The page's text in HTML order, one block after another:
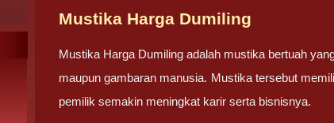
Mustika Harga Dumiling
Mustika Harga Dumiling adalah mustika bertuah
maupun gambaran manusia. Mustika tersebut
pemilik semakin meningkat karir serta bisnisnya.